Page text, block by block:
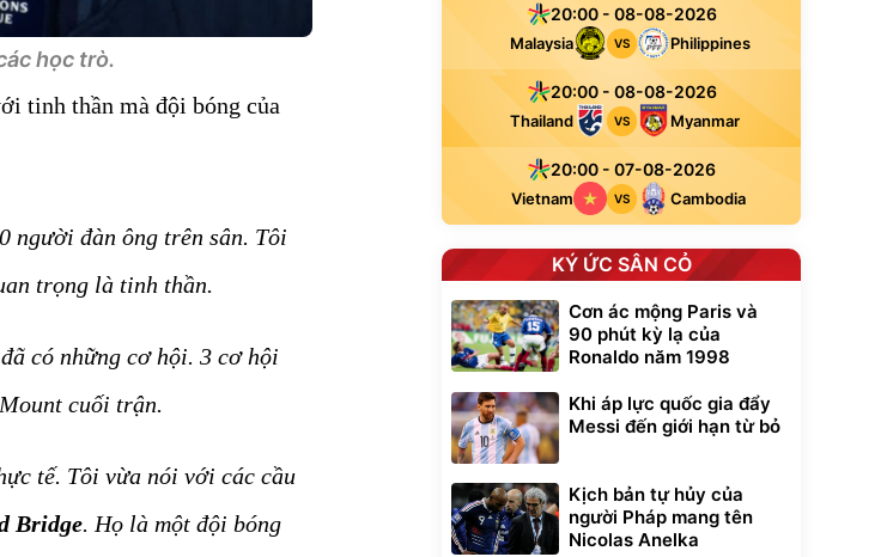
học trò.
tinh thần mà đội bóng của
người đàn ông trên sân. Tôi
trọng là tinh thần.
có những cơ hội. 3 cơ hội
cuối trận.
tế. Tôi vừa nói với các cầu
Bridge. Họ là một đội bóng
20:00 - 08-08-2026
Malaysia VS Philippines
20:00 - 08-08-2026
Thailand VS Myanmar
20:00 - 07-08-2026
Vietnam VS Cambodia
KÝ ỨC SÂN CỎ
Cơn ác mộng Paris và
90 phút kỳ lạ của
Ronaldo năm 1998
Khi áp lực quốc gia đẩy
Messi đến giới hạn từ bỏ
Kịch bản tự hủy của
người Pháp mang tên
Nicolas Anelka